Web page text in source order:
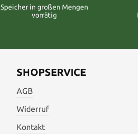
Speicher in großen Mengen
vorrätig
SHOPSERVICE
AGB
Widerruf
Kontakt